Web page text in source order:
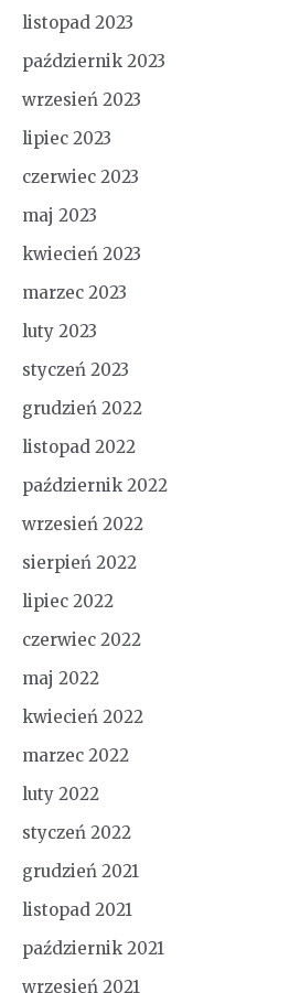
listopad 2023
październik 2023
wrzesień 2023
lipiec 2023
czerwiec 2023
maj 2023
kwiecień 2023
marzec 2023
luty 2023
styczeń 2023
grudzień 2022
listopad 2022
październik 2022
wrzesień 2022
sierpień 2022
lipiec 2022
czerwiec 2022
maj 2022
kwiecień 2022
marzec 2022
luty 2022
styczeń 2022
grudzień 2021
listopad 2021
październik 2021
wrzesień 2021